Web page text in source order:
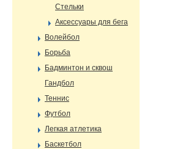
Стельки
Аксессуары для бега
Волейбол
Борьба
Бадминтон и сквош
Гандбол
Теннис
Футбол
Легкая атлетика
Баскетбол